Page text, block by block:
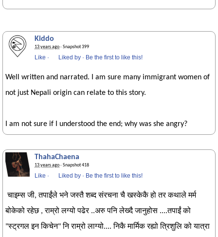
Kiddo
13 years ago· Snapshot 399
Like · Liked by · Be the first to like this!
Well written and narrated. I am sure many immigrant women of
not just Nepali origin can relate to this story.
I am not sure if I understood the end; why was she angry?
ThahaChaena
13 years ago· Snapshot 418
Like · Liked by · Be the first to like this!
चाइम्स जी, तपाईंले भने जस्तै शब्द संरचना चै खस्केकै हो तर कथाले मर्म
बोकेको रहेछ , राम्रो लग्यो पढेर ..अरु पनि लेख्दै जानुहोस ....तपाईं को
"स्ट्रगल इन किचेन" नि राम्रो लाग्यो.... निकै मार्मिक रह्यो त्रिशुलि को यात्रा